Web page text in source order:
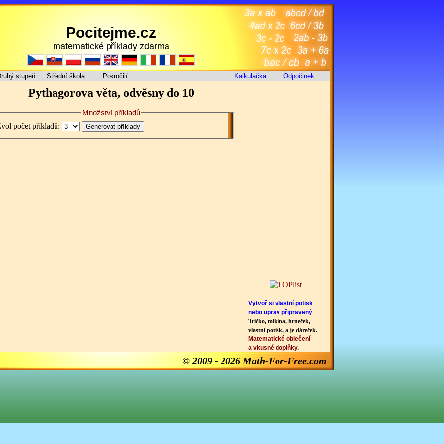
Pocitejme.cz
matematické příklady zdarma
stupeň Střední škola Pokročilí Kalkulačka Odpočinek
Vytvoř si vlastní potisk
nebo uprav připravený
Tričko, mikina, hrneček,
vlastní potisk, a je dáreček.
Matematické oblečení
a vkusné doplňky.
Pythagorova věta, odvěsny do 10
Množství příkladů
počet příkladů:
© 2009 - 2026 Math-For-Free.com